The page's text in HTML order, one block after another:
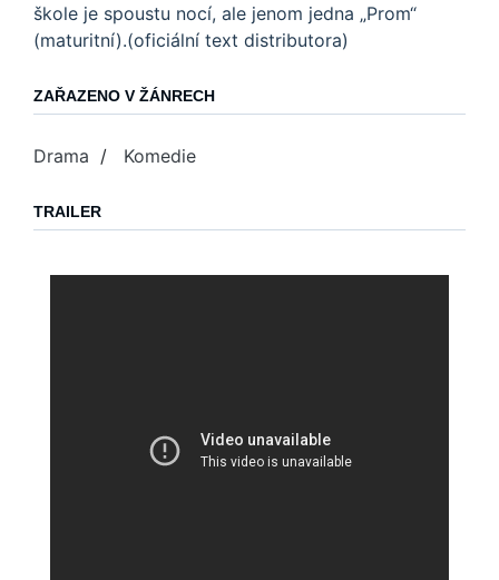
škole je spoustu nocí, ale jenom jedna „Prom“
(maturitní).(oficiální text distributora)
ZAŘAZENO V ŽÁNRECH
Drama / Komedie
TRAILER